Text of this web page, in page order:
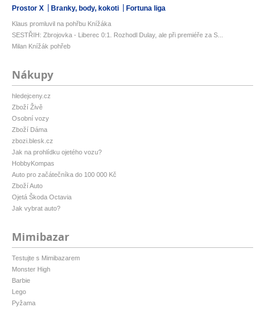
Prostor X Branky, body, kokoti Fortuna liga
Klaus promluvil na pohřbu Knížáka
SESTŘIH: Zbrojovka - Liberec 0:1. Rozhodl Dulay, ale při premiéře za S...
Milan Knížák pohřeb
Nákupy
hledejceny.cz
Zboží Živě
Osobní vozy
Zboží Dáma
zbozi.blesk.cz
Jak na prohlídku ojetého vozu?
HobbyKompas
Auto pro začátečníka do 100 000 Kč
Zboží Auto
Ojetá Škoda Octavia
Jak vybrat auto?
Mimibazar
Testujte s Mimibazarem
Monster High
Barbie
Lego
Pyžama